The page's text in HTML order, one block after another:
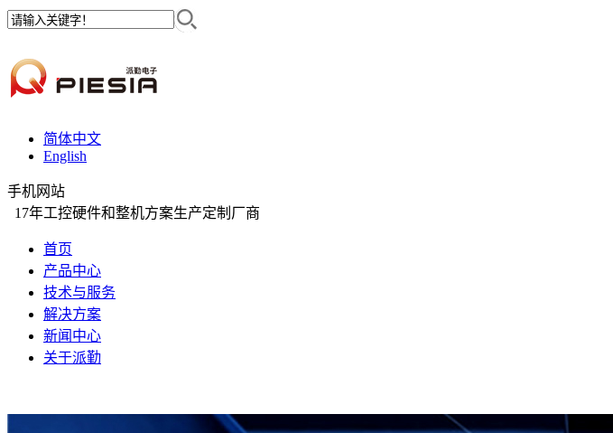
简体中文
English
手机网站
17年工控硬件和整机方案生产定制厂商
首页
产品中心
技术与服务
解决方案
新闻中心
关于派勤